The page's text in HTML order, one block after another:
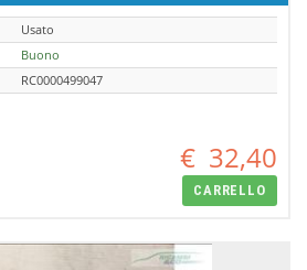
Usato
Buono
RC0000499047
€ 32,40
CARRELLO